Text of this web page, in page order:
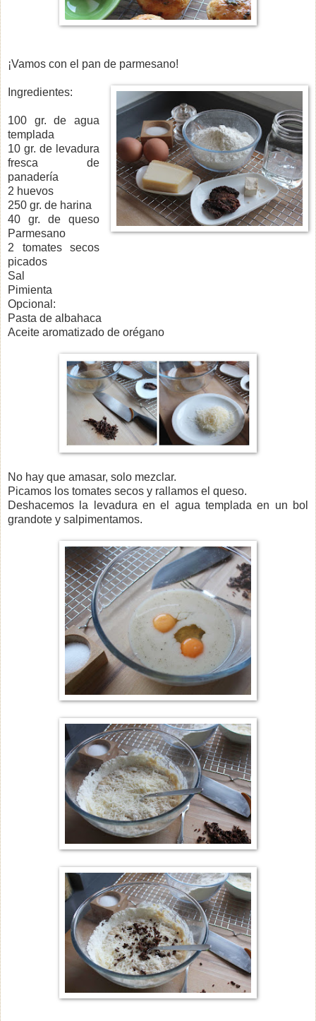
¡Vamos con el pan de parmesano!
Ingredientes:
100 gr. de agua
templada
10 gr. de levadura
fresca de
panadería
2 huevos
250 gr. de harina
40 gr. de queso
Parmesano
2 tomates secos
picados
Sal
Pimienta
Opcional:
Pasta de albahaca
Aceite aromatizado de orégano
No hay que amasar, solo mezclar.
Picamos los tomates secos y rallamos el queso.
Deshacemos la levadura en el agua templada en un bol
grandote y salpimentamos.